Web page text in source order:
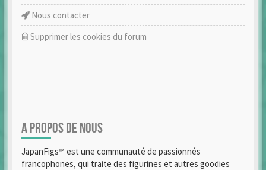
Nous contacter
Supprimer les cookies du forum
A PROPOS DE NOUS
JapanFigs™ est une communauté de passionnés
francophones, qui traite des figurines et autres goodies